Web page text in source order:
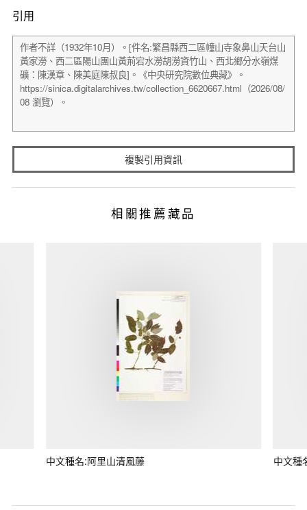
引用
複製引用資訊
相關推薦藏品
中文種名:阿里山清風藤 中文種